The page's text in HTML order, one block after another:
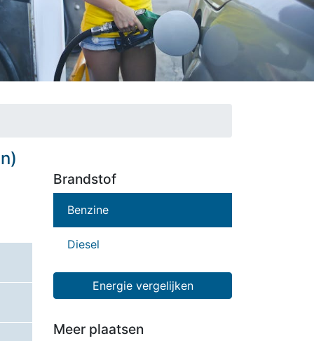
Brandstof
Benzine
Diesel
Energie vergelijken
Meer plaatsen